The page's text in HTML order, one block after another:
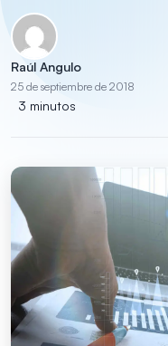
Raúl Angulo
25 de septiembre de 2018
3 minutos